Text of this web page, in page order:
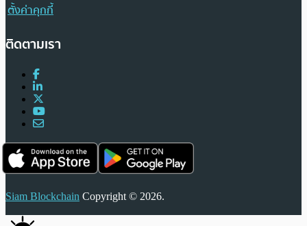
ตั้งค่าคุกกี้
ติดตามเรา
Siam Blockchain Copyright © 2026.